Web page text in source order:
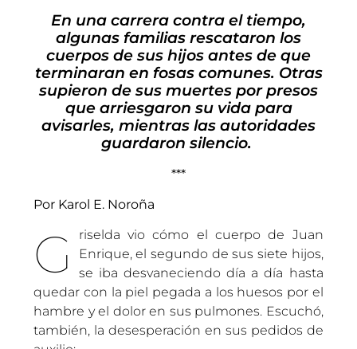
En una carrera contra el tiempo,
algunas familias rescataron los
cuerpos de sus hijos antes de que
terminaran en fosas comunes. Otras
supieron de sus muertes por presos
que arriesgaron su vida para
avisarles, mientras las autoridades
guardaron silencio.
***
Por Karol E. Noroña
G
riselda vio cómo el cuerpo de Juan
Enrique, el segundo de sus siete hijos,
se iba desvaneciendo día a día hasta
quedar con la piel pegada a los huesos por el
hambre y el dolor en sus pulmones. Escuchó,
también, la desesperación en sus pedidos de